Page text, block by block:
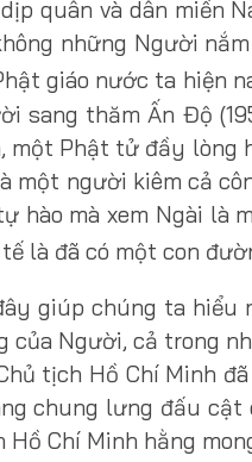
quân và dân miền
những Người
giáo nước ta hiện
sang thăm Ấn Độ
một Phật tử đầy
người kiêm cả
mà xem Ngài là
là đã có một con
giúp chúng ta hiểu
của Người, cả trong
tịch Hồ Chí Minh
chung lưng đấu cật
Chí Minh hằng